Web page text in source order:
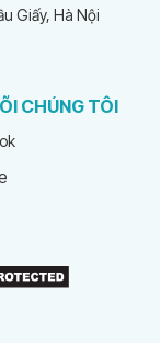
Giấy, Hà Nội
CHÚNG TÔI